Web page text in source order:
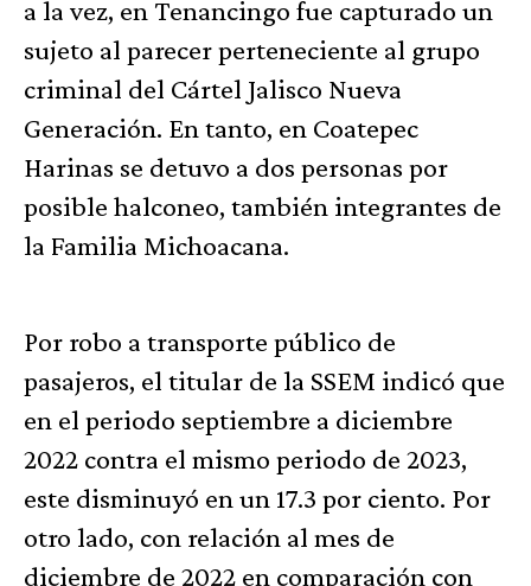
a la vez, en Tenancingo fue capturado un
sujeto al parecer perteneciente al grupo
criminal del Cártel Jalisco Nueva
Generación. En tanto, en Coatepec
Harinas se detuvo a dos personas por
posible halconeo, también integrantes de
la Familia Michoacana.
Por robo a transporte público de
pasajeros, el titular de la SSEM indicó que
en el periodo septiembre a diciembre
2022 contra el mismo periodo de 2023,
este disminuyó en un 17.3 por ciento. Por
otro lado, con relación al mes de
diciembre de 2022 en comparación con